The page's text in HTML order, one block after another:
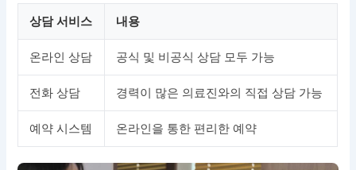
상담 서비스 내용
온라인 상담 공식 및 비공식 상담 모두 가능
전화 상담 경력이 많은 의료진와의 직접 상담 가능
예약 시스템 온라인을 통한 편리한 예약